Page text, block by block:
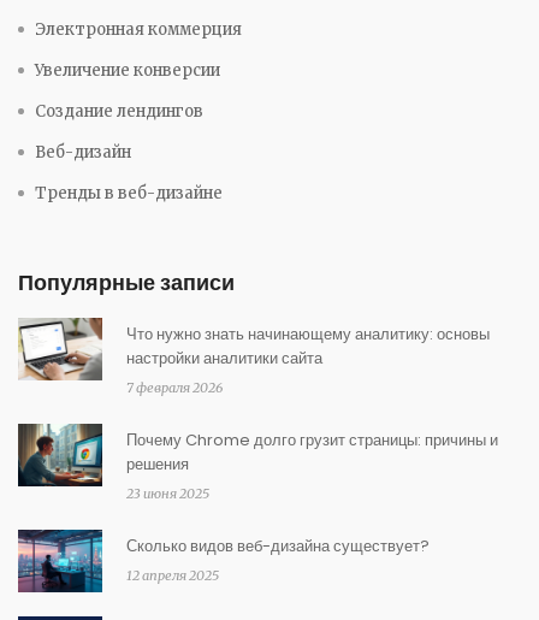
Электронная коммерция
Увеличение конверсии
Создание лендингов
Веб-дизайн
Тренды в веб-дизайне
Популярные записи
Что нужно знать начинающему аналитику: основы
настройки аналитики сайта
7 февраля 2026
Почему Chrome долго грузит страницы: причины и
решения
23 июня 2025
Сколько видов веб-дизайна существует?
12 апреля 2025